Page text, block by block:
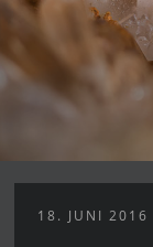
18. JUNI 2016